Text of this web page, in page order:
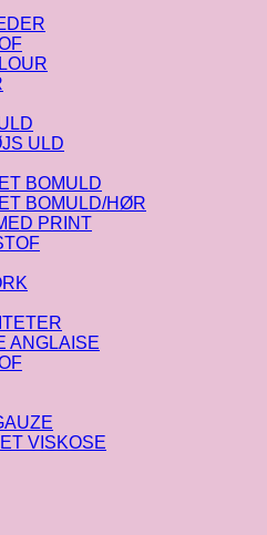
ULD
BOMULD
BOMULD/HØR
PRINT
ANGLAISE
VISKOSE